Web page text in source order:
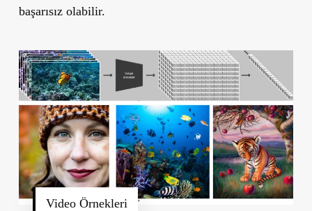
başarısız olabilir.
Video Örnekleri